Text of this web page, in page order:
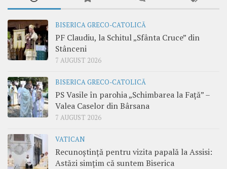
BISERICA GRECO-CATOLICĂ
PF Claudiu, la Schitul „Sfânta Cruce” din
Stânceni
7 AUGUST 2026
BISERICA GRECO-CATOLICĂ
PS Vasile în parohia „Schimbarea la Față” –
Valea Caselor din Bârsana
7 AUGUST 2026
VATICAN
Recunoștință pentru vizita papală la Assisi:
Astăzi simțim că suntem Biserica